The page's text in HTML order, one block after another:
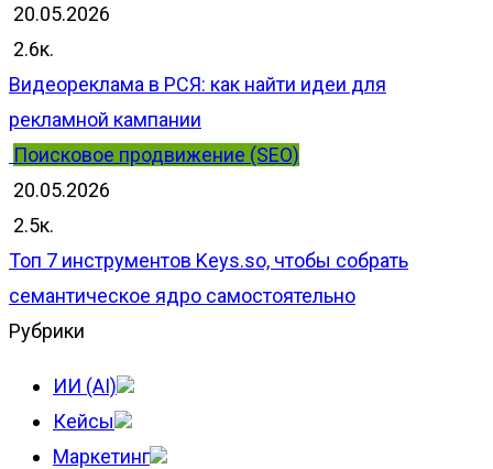
20.05.2026
2.6к.
Видеореклама в РСЯ: как найти идеи для
рекламной кампании
Поисковое продвижение (SEO)
20.05.2026
2.5к.
Топ 7 инструментов Keys.so, чтобы собрать
семантическое ядро самостоятельно
Рубрики
ИИ (AI)
Кейсы
Маркетинг